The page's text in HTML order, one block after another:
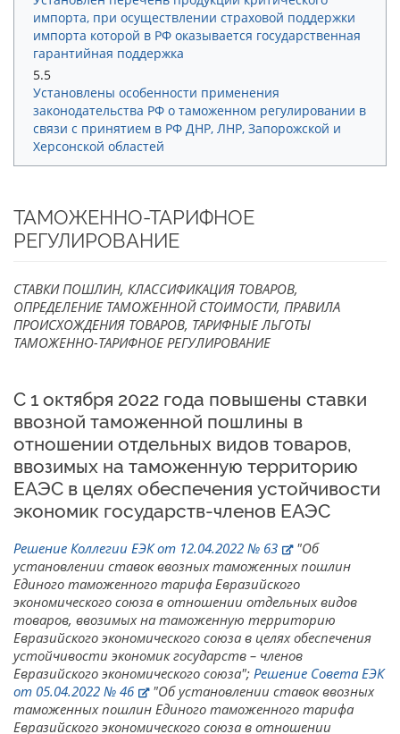
импорта, при осуществлении страховой поддержки
импорта которой в РФ оказывается государственная
гарантийная поддержка
5.5
Установлены особенности применения
законодательства РФ о таможенном регулировании в
связи с принятием в РФ ДНР, ЛНР, Запорожской и
Херсонской областей
ТАМОЖЕННО-ТАРИФНОЕ
РЕГУЛИРОВАНИЕ
СТАВКИ ПОШЛИН, КЛАССИФИКАЦИЯ ТОВАРОВ,
ОПРЕДЕЛЕНИЕ ТАМОЖЕННОЙ СТОИМОСТИ, ПРАВИЛА
ПРОИСХОЖДЕНИЯ ТОВАРОВ, ТАРИФНЫЕ ЛЬГОТЫ
ТАМОЖЕННО-ТАРИФНОЕ РЕГУЛИРОВАНИЕ
С 1 октября 2022 года повышены ставки
ввозной таможенной пошлины в
отношении отдельных видов товаров,
ввозимых на таможенную территорию
ЕАЭС в целях обеспечения устойчивости
экономик государств-членов ЕАЭС
Решение Коллегии ЕЭК от 12.04.2022 № 63
"Об
установлении ставок ввозных таможенных пошлин
Единого таможенного тарифа Евразийского
экономического союза в отношении отдельных видов
товаров, ввозимых на таможенную территорию
Евразийского экономического союза в целях обеспечения
устойчивости экономик государств – членов
Евразийского экономического союза"; Решение Совета ЕЭК
от 05.04.2022 № 46
"Об установлении ставок ввозных
таможенных пошлин Единого таможенного тарифа
Евразийского экономического союза в отношении